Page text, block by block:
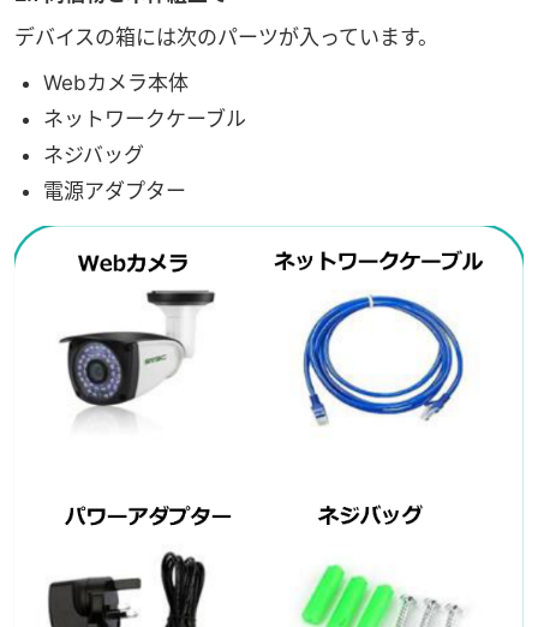
デバイスの箱には次のパーツが入っています。
Webカメラ本体
ネットワークケーブル
ネジバッグ
電源アダプター